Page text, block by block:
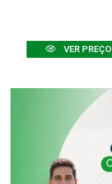
VER PREÇO